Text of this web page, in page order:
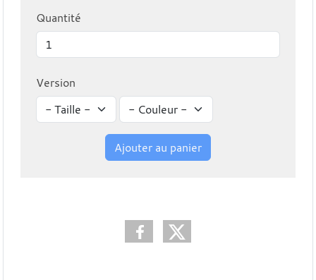
Quantité
Version
Ajouter au panier